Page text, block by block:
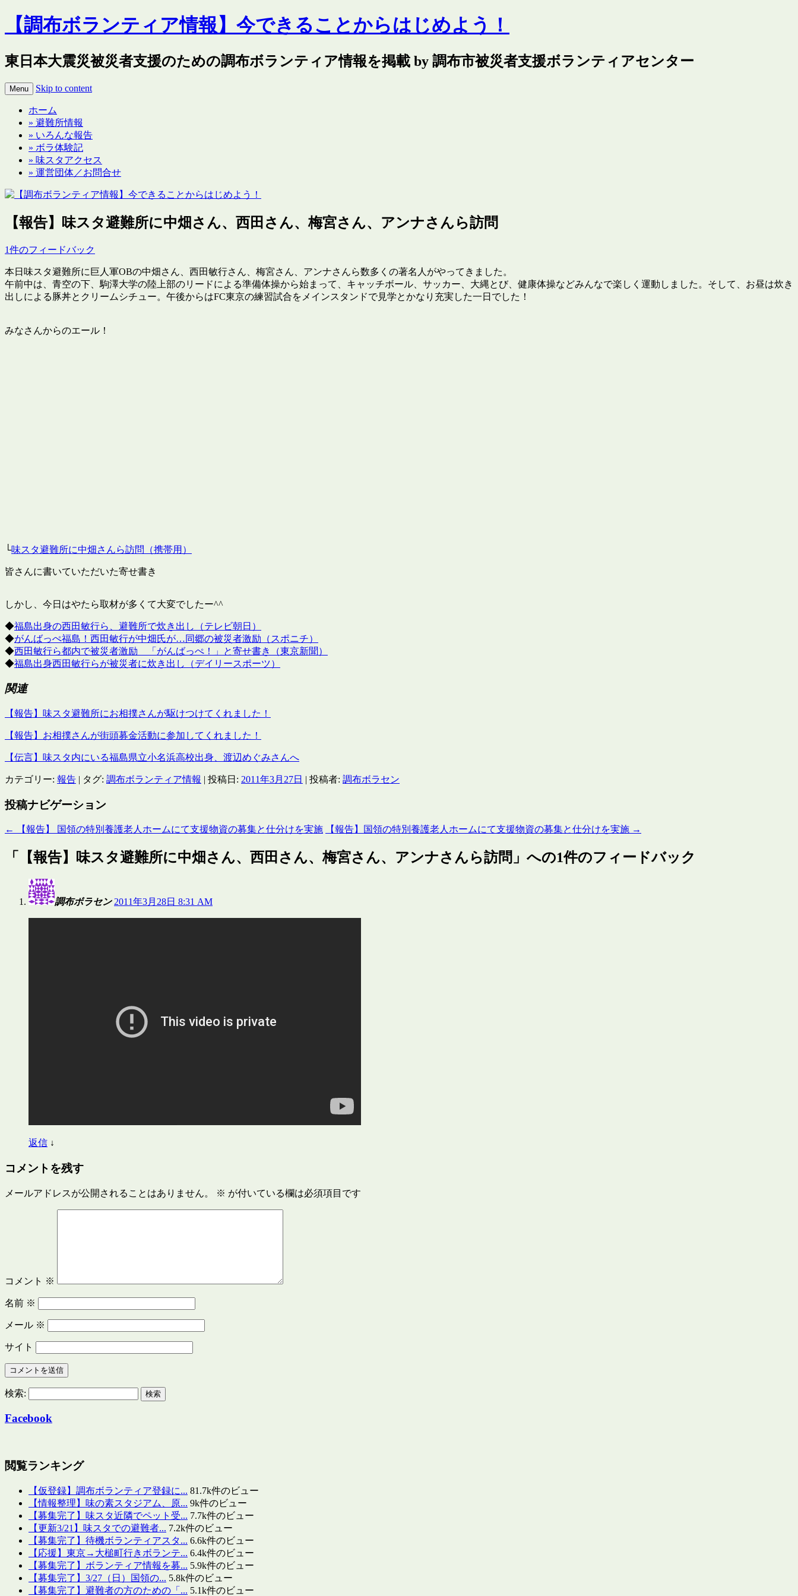
【調布ボランティア情報】今できることからはじめよう！
東日本大震災被災者支援のための調布ボランティア情報を掲載 by 調布市被災者支援ボランティアセンター
Menu Skip to content
ホーム
» 避難所情報
» いろんな報告
» ボラ体験記
» 味スタアクセス
» 運営団体／お問合せ
【報告】味スタ避難所に中畑さん、西田さん、梅宮さん、アンナさんら訪問
1件のフィードバック
本日味スタ避難所に巨人軍OBの中畑さん、西田敏行さん、梅宮さん、アンナさんら数多くの著名人がやってきました。
午前中は、青空の下、駒澤大学の陸上部のリードによる準備体操から始まって、キャッチボール、サッカー、大縄とび、健康体操などみんなで楽しく運動しました。そして、お昼は炊き
出しによる豚丼とクリームシチュー。午後からはFC東京の練習試合をメインスタンドで見学とかなり充実した一日でした！
みなさんからのエール！
└味スタ避難所に中畑さんら訪問（携帯用）
皆さんに書いていただいた寄せ書き
しかし、今日はやたら取材が多くて大変でしたー^^
◆福島出身の西田敏行ら、避難所で炊き出し（テレビ朝日）
◆がんばっぺ福島！西田敏行が中畑氏が…同郷の被災者激励（スポニチ）
◆西田敏行ら都内で被災者激励 「がんばっぺ！」と寄せ書き（東京新聞）
◆福島出身西田敏行らが被災者に炊き出し（デイリースポーツ）
関連
【報告】味スタ避難所にお相撲さんが駆けつけてくれました！
【報告】お相撲さんが街頭募金活動に参加してくれました！
【伝言】味スタ内にいる福島県立小名浜高校出身、渡辺めぐみさんへ
カテゴリー: 報告 | タグ: 調布ボランティア情報 | 投稿日: 2011年3月27日 | 投稿者: 調布ボラセン
投稿ナビゲーション
← 【報告】 国領の特別養護老人ホームにて支援物資の募集と仕分けを実施 【報告】国領の特別養護老人ホームにて支援物資の募集と仕分けを実施 →
「 【報告】味スタ避難所に中畑さん、西田さん、梅宮さん、アンナさんら訪問 」への1件のフィードバック
調布ボラセン 2011年3月28日 8:31 AM
返信 ↓
コメントを残す
メールアドレスが公開されることはありません。 ※ が付いている欄は必須項目です
コメント ※
名前 ※
メール ※
サイト
検索:
Facebook
閲覧ランキング
【仮登録】調布ボランティア登録に... 81.7k件のビュー
【情報整理】味の素スタジアム、原... 9k件のビュー
【募集完了】味スタ近隣でペット受... 7.7k件のビュー
【更新3/21】味スタでの避難者... 7.2k件のビュー
【募集完了】待機ボランティアスタ... 6.6k件のビュー
【応援】東京→大槌町行きボランテ... 6.4k件のビュー
【募集完了】ボランティア情報を募... 5.9k件のビュー
【募集完了】3/27（日）国領の... 5.8k件のビュー
【募集完了】避難者の方のための「... 5.1k件のビュー